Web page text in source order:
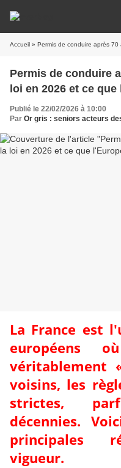
Accueil » Permis de conduire après 70 ans
Permis de conduire
loi en 2026 et ce
Publié le 22/02/2026 à 10:00
Par Or gris : seniors acteurs des
La France est
européens
véritablement
voisins, les
strictes,
décennies.
principales
vigueur.